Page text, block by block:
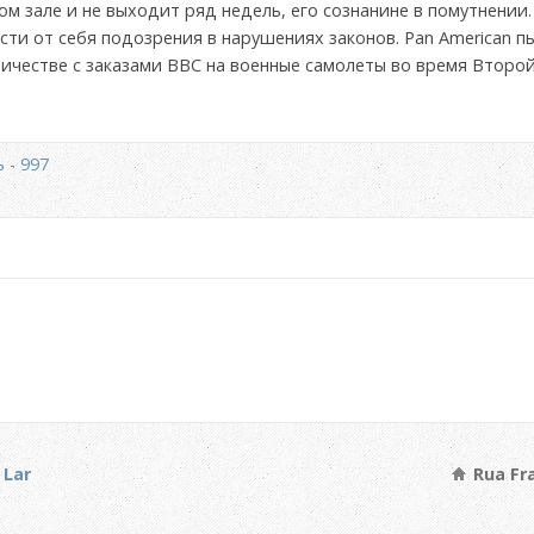
зале и не выходит ряд недель, его сознанине в
от себя подозрения в нарушениях законов. Pan American
с заказами BBC на военные самолеты во время
- 997
Rua